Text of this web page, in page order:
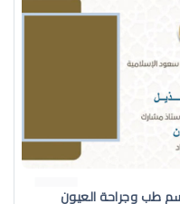
طب وجراحة العيون